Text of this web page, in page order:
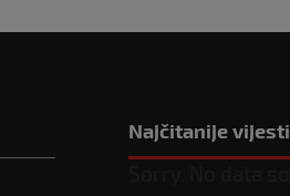
Najčitanije vijesti